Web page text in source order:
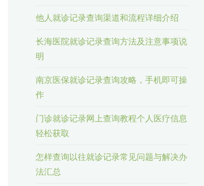
他人就诊记录查询渠道和流程详细介绍
长海医院就诊记录查询方法及注意事项说
明
南京医保就诊记录查询攻略，手机即可操
作
门诊就诊记录网上查询教程个人医疗信息
轻松获取
怎样查询以往就诊记录常见问题与解决办
法汇总